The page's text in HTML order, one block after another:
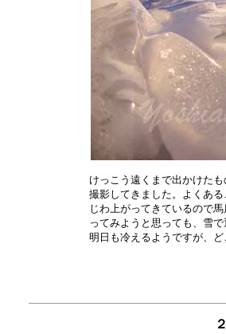
けっこう遠くまで出かけた
撮影してきました。よくあ
じわ上がってきているので
ってみようと思っても、雪